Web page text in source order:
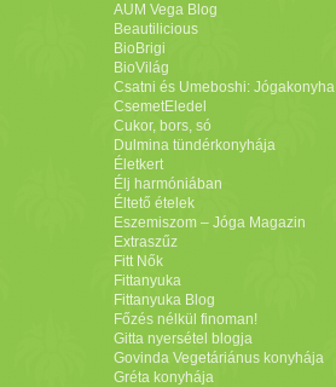
AUM Vega Blog
Beautilicious
BioBrigi
BioVilág
Csatni és Umeboshi: Jógakonyha
CsemetEledel
Cukor, bors, só
Dulmina tündérkonyhája
Életkert
Élj harmóniában
Éltető ételek
Eszemiszom – Jóga Magazin
Extraszűz
Fitt Nők
Fittanyuka
Fittanyuka Blog
Főzés nélkül finoman!
Gitta nyersétel blogja
Govinda Vegetáriánus konyhája
Gréta konyhája